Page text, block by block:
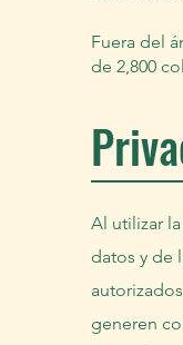
Fuera del
de 2,800
Al utilizar
datos y de
generen